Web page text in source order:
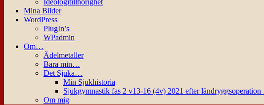
Ideologitillhörighet
Mina Bilder
WordPress
PlugIn’s
WPadmin
Om…
Ädelmetaller
Bara min…
Det Sjuka…
Min Sjukhistoria
Sjukgymnastik fas 2 v13-16 (4v) 2021 efter ländryggsoperation
Om mig